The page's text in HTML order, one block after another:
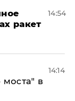
ракет
14:54
моста" в
14:14